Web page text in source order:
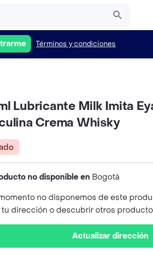
Términos y condiciones
Lubricante Milk Imita
Crema Whisky
no disponible en Bogotá
no disponemos de este
tu dirección o descubrir otros
Actualizar dirección